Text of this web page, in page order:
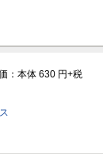
：本体 630 円+税